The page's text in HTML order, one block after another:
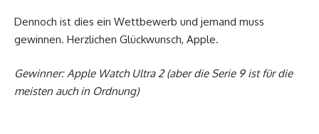
Dennoch ist dies ein Wettbewerb und jemand muss
gewinnen. Herzlichen Glückwunsch, Apple.
Gewinner: Apple Watch Ultra 2 (aber die Serie 9 ist für die
meisten auch in Ordnung)